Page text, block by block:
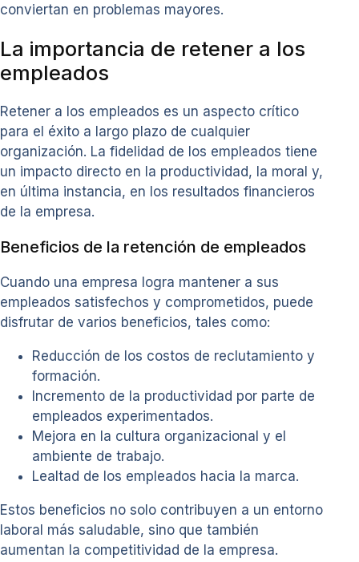
conviertan en problemas mayores.
La importancia de retener a los
empleados
Retener a los empleados es un aspecto crítico
para el éxito a largo plazo de cualquier
organización. La fidelidad de los empleados tiene
un impacto directo en la productividad, la moral y,
en última instancia, en los resultados financieros
de la empresa.
Beneficios de la retención de empleados
Cuando una empresa logra mantener a sus
empleados satisfechos y comprometidos, puede
disfrutar de varios beneficios, tales como:
Reducción de los costos de reclutamiento y
formación.
Incremento de la productividad por parte de
empleados experimentados.
Mejora en la cultura organizacional y el
ambiente de trabajo.
Lealtad de los empleados hacia la marca.
Estos beneficios no solo contribuyen a un entorno
laboral más saludable, sino que también
aumentan la competitividad de la empresa.